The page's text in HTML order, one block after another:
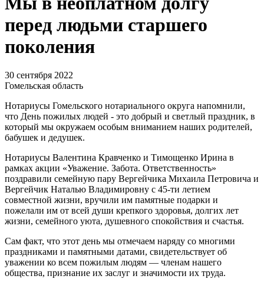
перед людьми старшего
поколения
30 сентября 2022
Гомельская область
Нотариусы Гомельского нотариального округа напомнили,
что День пожилых людей - это добрый и светлый праздник, в
который мы окружаем особым вниманием наших родителей,
бабушек и дедушек.
Нотариусы Валентина Кравченко и Тимощенко Ирина в
рамках акции «Уважение. Забота. Ответственность»
поздравили семейную пару Вергейчика Михаила Петровича и
Вергейчик Наталью Владимировну с 45-ти летием
совместной жизни, вручили им памятные подарки и
пожелали им от всей души крепкого здоровья, долгих лет
жизни, семейного уюта, душевного спокойствия и счастья.
Сам факт, что этот день мы отмечаем наряду со многими
праздниками и памятными датами, свидетельствует об
уважении ко всем пожилым людям — членам нашего
общества, признание их заслуг и значимости их труда.